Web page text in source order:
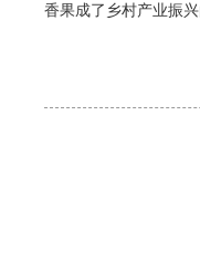
香果成了乡村产业振兴